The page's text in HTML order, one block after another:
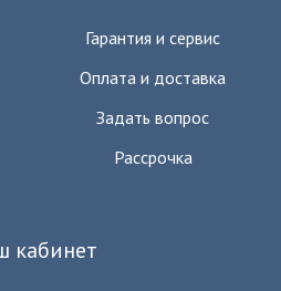
Гарантия и сервис
Оплата и доставка
Задать вопрос
Рассрочка
кабинет